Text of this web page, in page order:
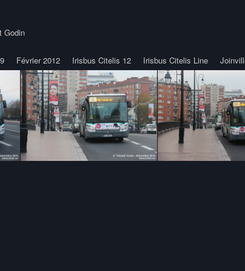
Godin
Février 2012 Irisbus Citelis 12 Irisbus Citelis Line